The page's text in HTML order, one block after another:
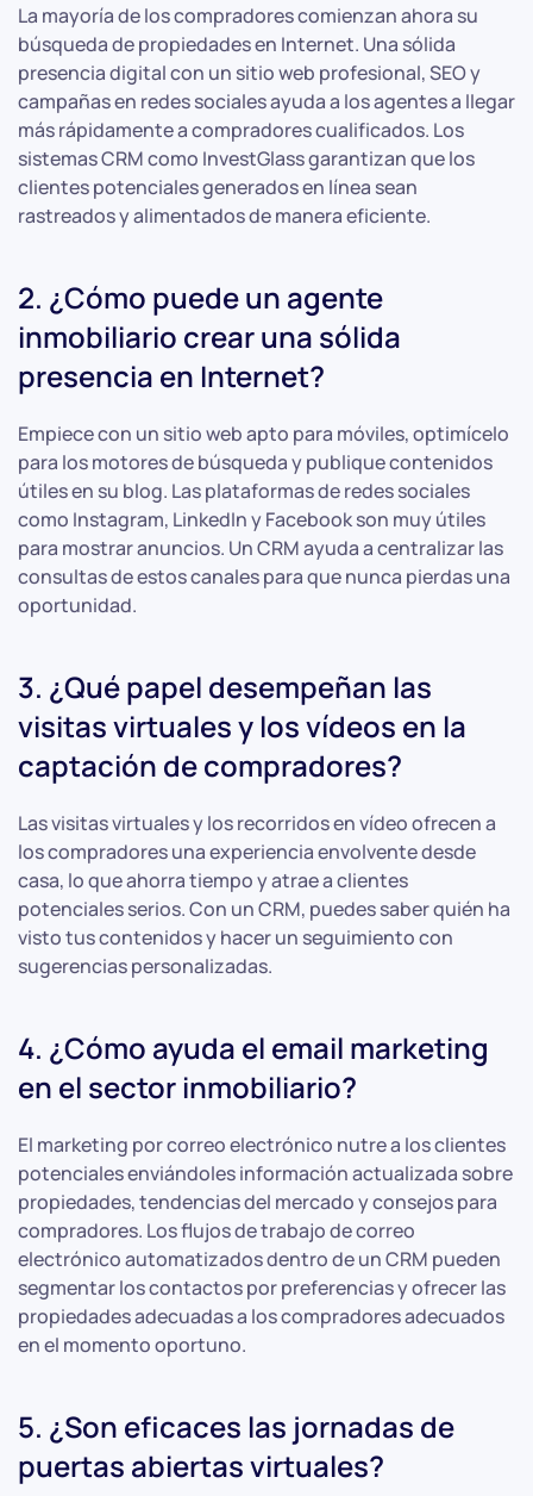
La mayoría de los compradores comienzan ahora su
búsqueda de propiedades en Internet. Una sólida
presencia digital con un sitio web profesional, SEO y
campañas en redes sociales ayuda a los agentes a llegar
más rápidamente a compradores cualificados. Los
sistemas CRM como InvestGlass garantizan que los
clientes potenciales generados en línea sean
rastreados y alimentados de manera eficiente.
2. ¿Cómo puede un agente
inmobiliario crear una sólida
presencia en Internet?
Empiece con un sitio web apto para móviles, optimícelo
para los motores de búsqueda y publique contenidos
útiles en su blog. Las plataformas de redes sociales
como Instagram, LinkedIn y Facebook son muy útiles
para mostrar anuncios. Un CRM ayuda a centralizar las
consultas de estos canales para que nunca pierdas una
oportunidad.
3. ¿Qué papel desempeñan las
visitas virtuales y los vídeos en la
captación de compradores?
Las visitas virtuales y los recorridos en vídeo ofrecen a
los compradores una experiencia envolvente desde
casa, lo que ahorra tiempo y atrae a clientes
potenciales serios. Con un CRM, puedes saber quién ha
visto tus contenidos y hacer un seguimiento con
sugerencias personalizadas.
4. ¿Cómo ayuda el email marketing
en el sector inmobiliario?
El marketing por correo electrónico nutre a los clientes
potenciales enviándoles información actualizada sobre
propiedades, tendencias del mercado y consejos para
compradores. Los flujos de trabajo de correo
electrónico automatizados dentro de un CRM pueden
segmentar los contactos por preferencias y ofrecer las
propiedades adecuadas a los compradores adecuados
en el momento oportuno.
5. ¿Son eficaces las jornadas de
puertas abiertas virtuales?